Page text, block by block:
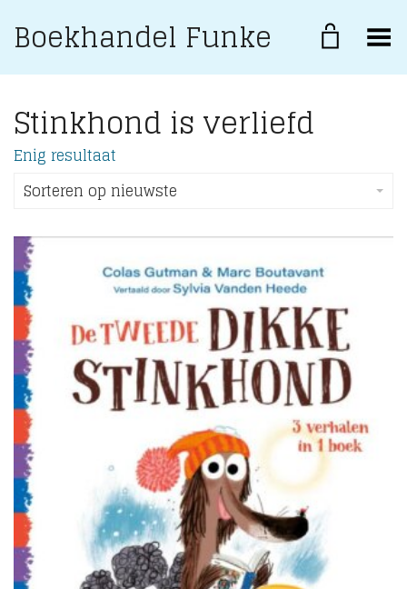
Boekhandel Funke Toggle Menu
Stinkhond is verliefd
Enig resultaat
Sorteren op nieuwste